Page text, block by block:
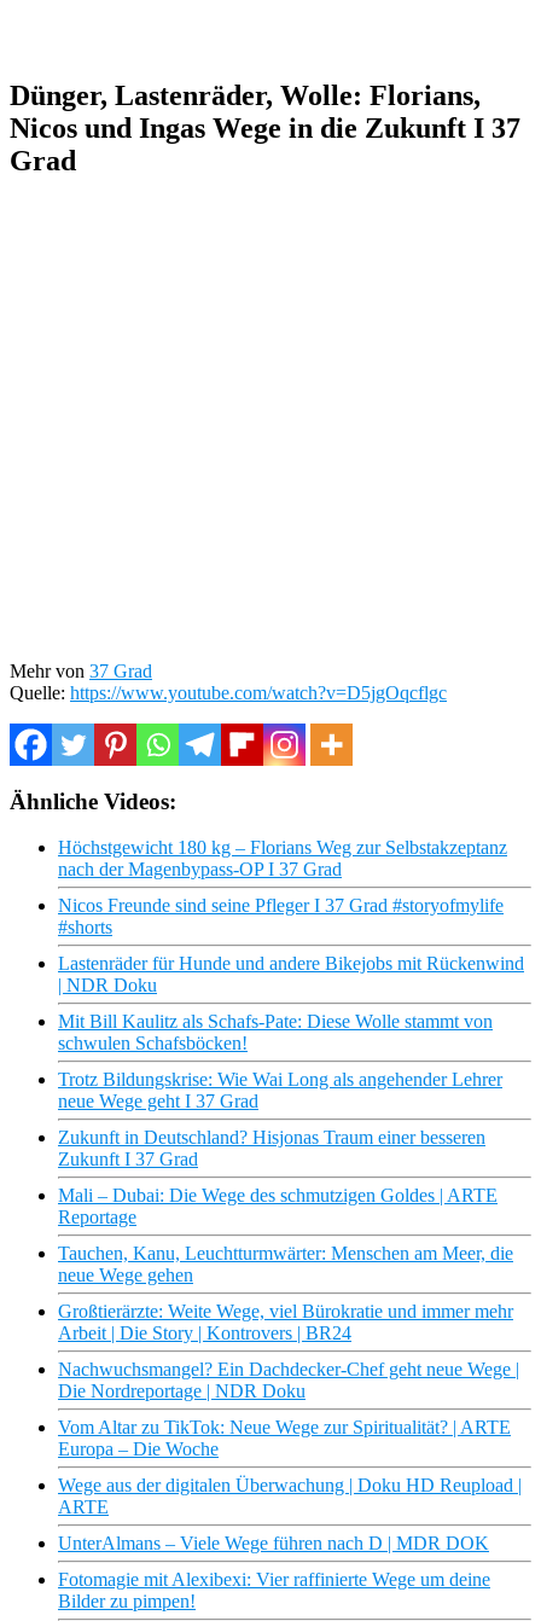
Dünger, Lastenräder, Wolle: Florians,
Nicos und Ingas Wege in die Zukunft I 37
Grad
Mehr von 37 Grad
Quelle: https://www.youtube.com/watch?v=D5jgOqcflgc
Ähnliche Videos:
Höchstgewicht 180 kg – Florians Weg zur Selbstakzeptanz
nach der Magenbypass-OP I 37 Grad
Nicos Freunde sind seine Pfleger I 37 Grad #storyofmylife
#shorts
Lastenräder für Hunde und andere Bikejobs mit Rückenwind
| NDR Doku
Mit Bill Kaulitz als Schafs-Pate: Diese Wolle stammt von
schwulen Schafsböcken!
Trotz Bildungskrise: Wie Wai Long als angehender Lehrer
neue Wege geht I 37 Grad
Zukunft in Deutschland? Hisjonas Traum einer besseren
Zukunft I 37 Grad
Mali – Dubai: Die Wege des schmutzigen Goldes | ARTE
Reportage
Tauchen, Kanu, Leuchtturmwärter: Menschen am Meer, die
neue Wege gehen
Großtierärzte: Weite Wege, viel Bürokratie und immer mehr
Arbeit | Die Story | Kontrovers | BR24
Nachwuchsmangel? Ein Dachdecker-Chef geht neue Wege |
Die Nordreportage | NDR Doku
Vom Altar zu TikTok: Neue Wege zur Spiritualität? | ARTE
Europa – Die Woche
Wege aus der digitalen Überwachung | Doku HD Reupload |
ARTE
UnterAlmans – Viele Wege führen nach D | MDR DOK
Fotomagie mit Alexibexi: Vier raffinierte Wege um deine
Bilder zu pimpen!